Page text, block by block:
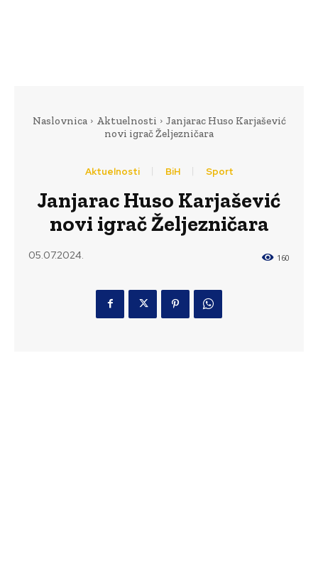
Naslovnica Aktuelnosti
Janjarac Huso Karjašević
novi igrač Željezničara
Aktuelnosti BiH Sport
Janjarac Huso Karjašević
novi igrač Željezničara
05.07.2024. 160